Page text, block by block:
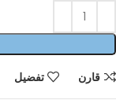
قارن تفضيل